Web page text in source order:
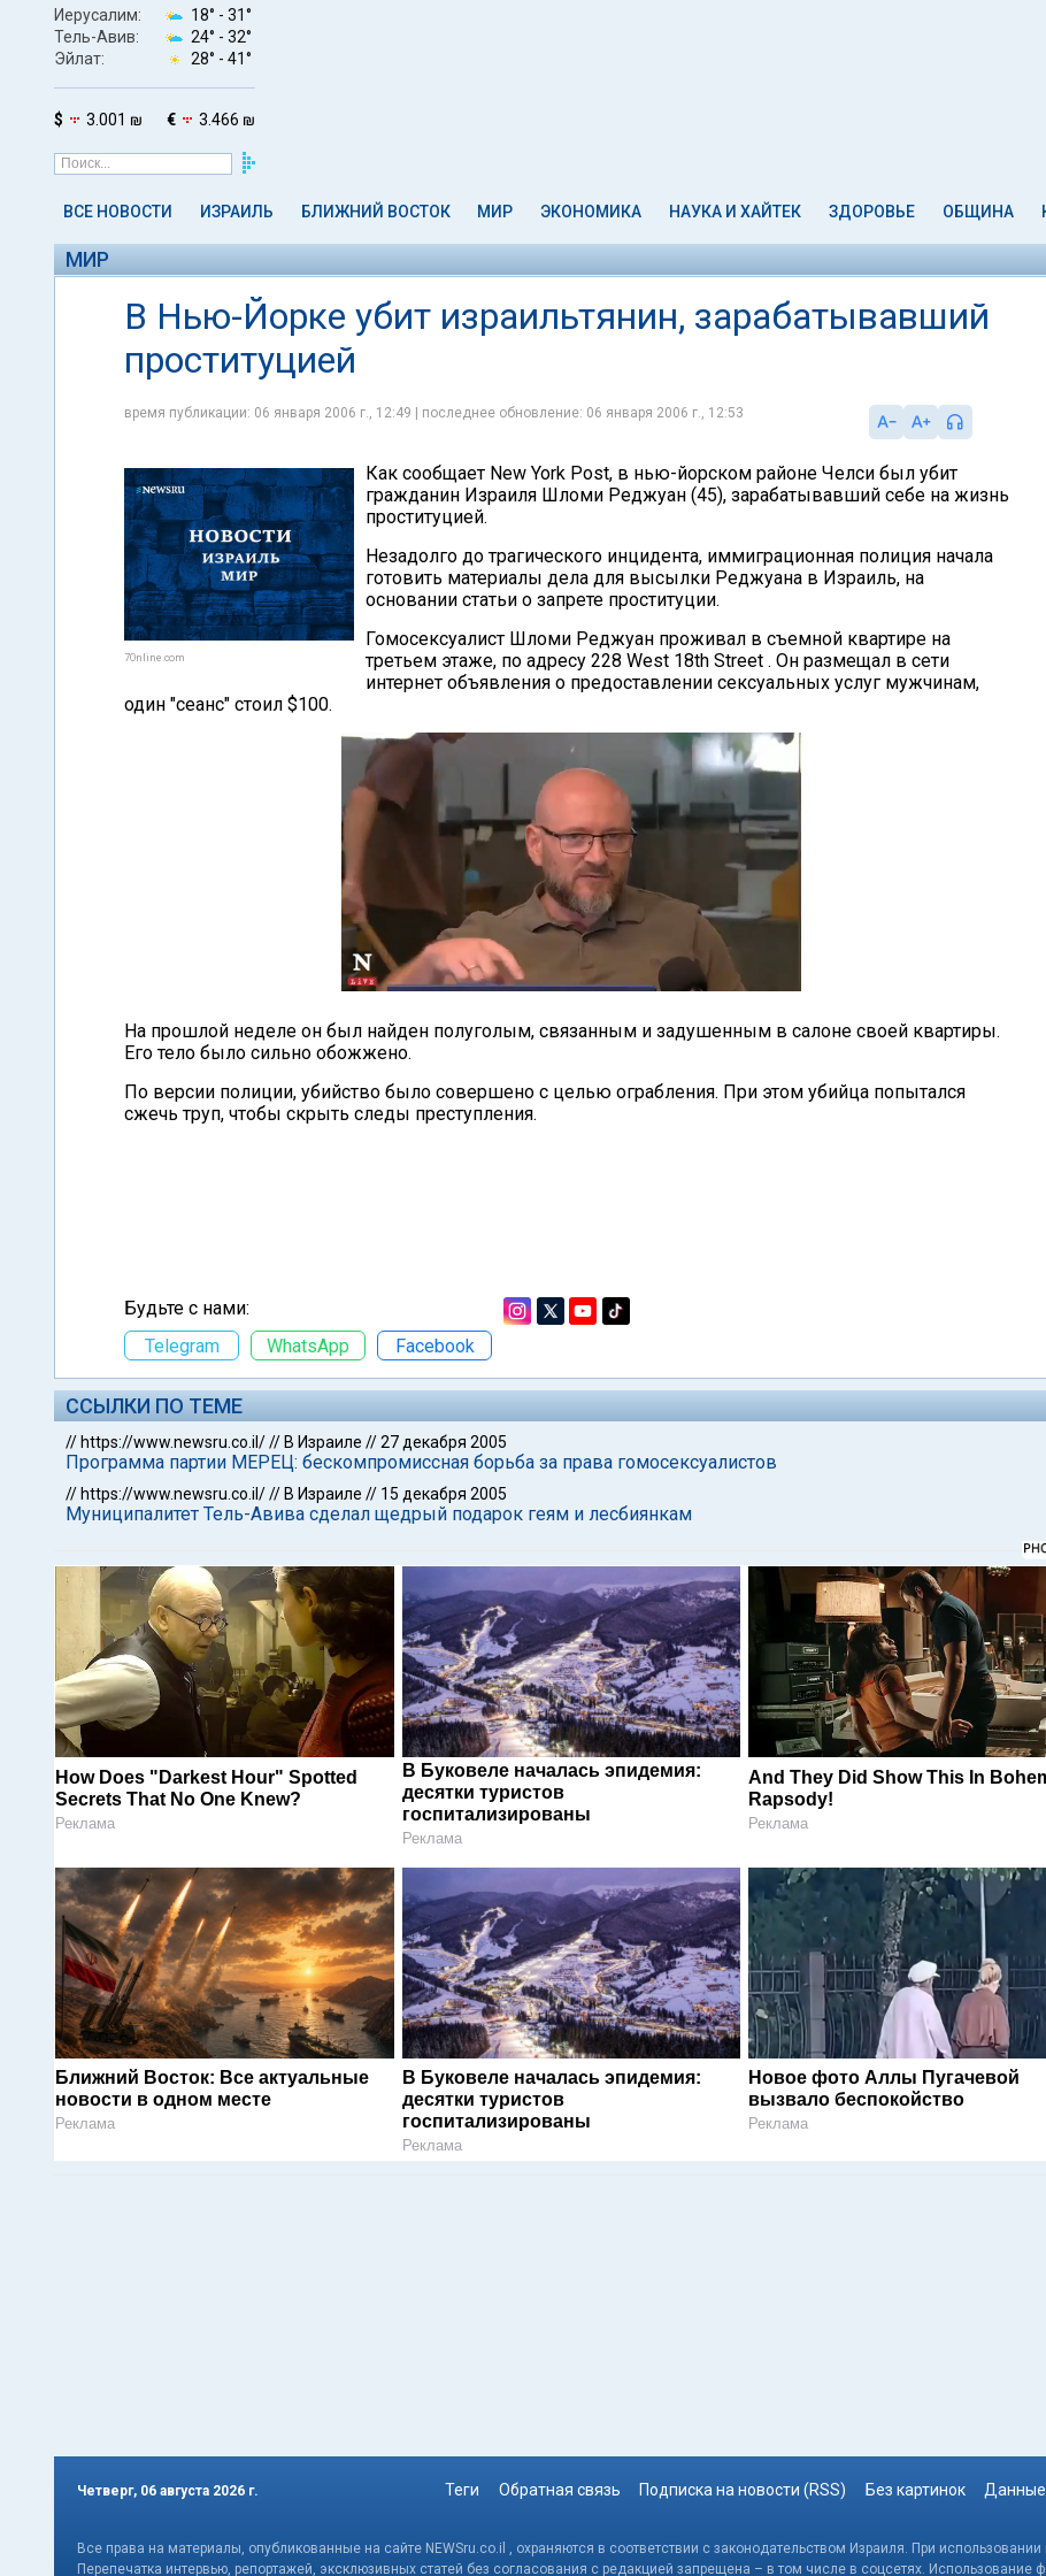
Иерусалим: 18° - 31°
Тель-Авив:
24° - 32°
Эйлат:
28° - 41°
$ 3.001 ₪ € 3.466 ₪
ВСЕ НОВОСТИ ИЗРАИЛЬ БЛИЖНИЙ ВОСТОК МИР ЭКОНОМИКА НАУКА И ХАЙТЕК ЗДОРОВЬЕ ОБЩИНА
МИР
В Нью-Йорке убит израильтянин, зарабатывавший
проституцией
время публикации: 06 января 2006 г., 12:49 | последнее обновление: 06 января 2006 г., 12:53
7Online.com
Как сообщает New York Post, в нью-йорском районе Челси был убит
гражданин Израиля Шломи Реджуан (45), зарабатывавший себе на жизнь
проституцией.
Незадолго до трагического инцидента, иммиграционная полиция начала
готовить материалы дела для высылки Реджуана в Израиль, на
основании статьи о запрете проституции.
Гомосексуалист Шломи Реджуан проживал в съемной квартире на
третьем этаже, по адресу 228 West 18th Street . Он размещал в сети
интернет объявления о предоставлении сексуальных услуг мужчинам,
один "сеанс" стоил $100.
На прошлой неделе он был найден полуголым, связанным и задушенным в салоне своей квартиры.
Его тело было сильно обожжено.
По версии полиции, убийство было совершено с целью ограбления. При этом убийца попытался
сжечь труп, чтобы скрыть следы преступления.
Будьте с нами:
Telegram
WhatsApp Facebook
ССЫЛКИ ПО ТЕМЕ
// https://www.newsru.co.il/// В Израиле //27 декабря 2005
Программа партии МЕРЕЦ: бескомпромиссная борьба за права гомосексуалистов
// https://www.newsru.co.il/// В Израиле // 15 декабря 2005
Муниципалитет Тель-Авива сделал щедрый подарок геям и лесбиянкам
How Does "Darkest Hour" Spotted
Secrets That No One Knew?
Реклама
В Буковеле началась эпидемия:
десятки туристов
госпитализированы
Реклама
And They Did Show This In
Rapsody!
Реклама
Ближний Восток: Все актуальные
новости в одном месте
Реклама
В Буковеле началась эпидемия:
десятки туристов
госпитализированы
Реклама
Новое фото Аллы Пугачевой
вызвало беспокойство
Реклама
Четверг, 06 августа 2026 г. Теги Обратная связь Подписка на новости (RSS) Без картинок Данные
Все права на материалы, опубликованные на сайте NEWSru.co.il , охраняются в соответствии с законодательством Израиля. При
Перепечатка интервью, репортажей, эксклюзивных статей без согласования с редакцией запрещена – в том числе в соцсетях. Использование